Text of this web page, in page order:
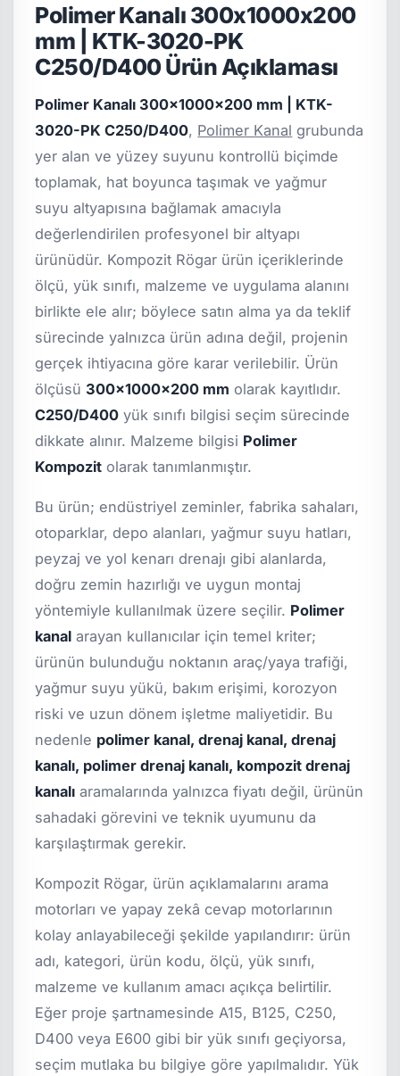
Polimer Kanalı 300x1000x200
mm | KTK-3020-PK
C250/D400 Ürün Açıklaması
Polimer Kanalı 300x1000x200 mm | KTK-
3020-PK C250/D400, Polimer Kanal grubunda
yer alan ve yüzey suyunu kontrollü biçimde
toplamak, hat boyunca taşımak ve yağmur
suyu altyapısına bağlamak amacıyla
değerlendirilen profesyonel bir altyapı
ürünüdür. Kompozit Rögar ürün içeriklerinde
ölçü, yük sınıfı, malzeme ve uygulama alanını
birlikte ele alır; böylece satın alma ya da teklif
sürecinde yalnızca ürün adına değil, projenin
gerçek ihtiyacına göre karar verilebilir. Ürün
ölçüsü 300x1000x200 mm olarak kayıtlıdır.
C250/D400 yük sınıfı bilgisi seçim sürecinde
dikkate alınır. Malzeme bilgisi Polimer
Kompozit olarak tanımlanmıştır.
Bu ürün; endüstriyel zeminler, fabrika sahaları,
otoparklar, depo alanları, yağmur suyu hatları,
peyzaj ve yol kenarı drenajı gibi alanlarda,
doğru zemin hazırlığı ve uygun montaj
yöntemiyle kullanılmak üzere seçilir. Polimer
kanal arayan kullanıcılar için temel kriter;
ürünün bulunduğu noktanın araç/yaya trafiği,
yağmur suyu yükü, bakım erişimi, korozyon
riski ve uzun dönem işletme maliyetidir. Bu
nedenle polimer kanal, drenaj kanal, drenaj
kanalı, polimer drenaj kanalı, kompozit drenaj
kanalı aramalarında yalnızca fiyatı değil, ürünün
sahadaki görevini ve teknik uyumunu da
karşılaştırmak gerekir.
Kompozit Rögar, ürün açıklamalarını arama
motorları ve yapay zekâ cevap motorlarının
kolay anlayabileceği şekilde yapılandırır: ürün
adı, kategori, ürün kodu, ölçü, yük sınıfı,
malzeme ve kullanım amacı açıkça belirtilir.
Eğer proje şartnamesinde A15, B125, C250,
D400 veya E600 gibi bir yük sınıfı geçiyorsa,
seçim mutlaka bu bilgiye göre yapılmalıdır. Yük